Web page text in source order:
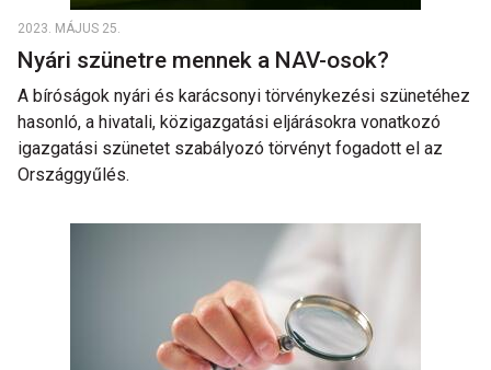
2023. MÁJUS 25.
Nyári szünetre mennek a NAV-osok?
A bíróságok nyári és karácsonyi törvénykezési szünetéhez
hasonló, a hivatali, közigazgatási eljárásokra vonatkozó
igazgatási szünetet szabályozó törvényt fogadott el az
Országgyűlés.